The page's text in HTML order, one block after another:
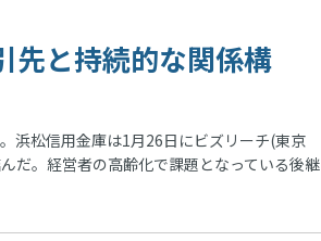
と持続的な関係構
浜松信用金庫は1月26日にビズリーチ(東京
だ。経営者の高齢化で課題となっている後継